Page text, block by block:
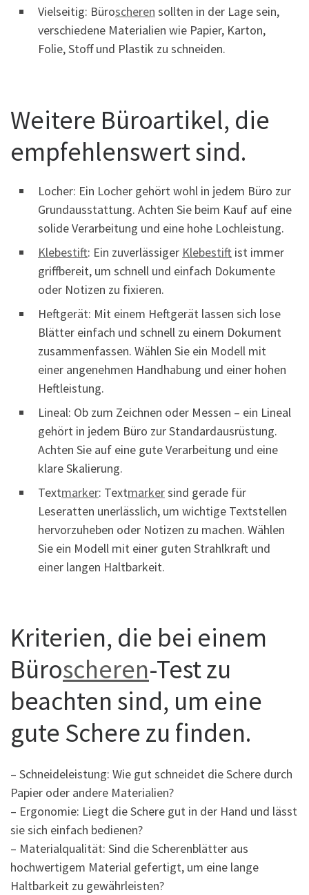
Vielseitig: Büroscheren sollten in der Lage sein,
verschiedene Materialien wie Papier, Karton,
Folie, Stoff und Plastik zu schneiden.
Weitere Büroartikel, die
empfehlenswert sind.
Locher: Ein Locher gehört wohl in jedem Büro zur
Grundausstattung. Achten Sie beim Kauf auf eine
solide Verarbeitung und eine hohe Lochleistung.
Klebestift: Ein zuverlässiger Klebestift ist immer
griffbereit, um schnell und einfach Dokumente
oder Notizen zu fixieren.
Heftgerät: Mit einem Heftgerät lassen sich lose
Blätter einfach und schnell zu einem Dokument
zusammenfassen. Wählen Sie ein Modell mit
einer angenehmen Handhabung und einer hohen
Heftleistung.
Lineal: Ob zum Zeichnen oder Messen – ein Lineal
gehört in jedem Büro zur Standardausrüstung.
Achten Sie auf eine gute Verarbeitung und eine
klare Skalierung.
Textmarker: Textmarkersind gerade für
Leseratten unerlässlich, um wichtige Textstellen
hervorzuheben oder Notizen zu machen. Wählen
Sie ein Modell mit einer guten Strahlkraft und
einer langen Haltbarkeit.
Kriterien, die bei einem
Büroscheren-Test zu
beachten sind, um eine
gute Schere zu finden.
– Schneideleistung: Wie gut schneidet die Schere durch
Papier oder andere Materialien?
– Ergonomie: Liegt die Schere gut in der Hand und lässt
sie sich einfach bedienen?
– Materialqualität: Sind die Scherenblätter aus
hochwertigem Material gefertigt, um eine lange
Haltbarkeit zu gewährleisten?